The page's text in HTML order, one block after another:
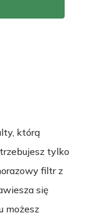
którą
tylko
filtr z
się
możesz